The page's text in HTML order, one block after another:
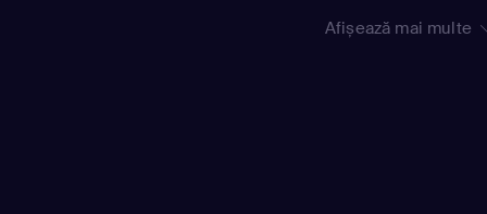
Afișează mai multe